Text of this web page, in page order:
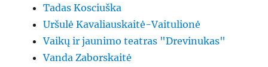
Tadas Kosciuška
Uršulė Kavaliauskaitė-Vaitulionė
Vaikų ir jaunimo teatras "Drevinukas"
Vanda Zaborskaitė